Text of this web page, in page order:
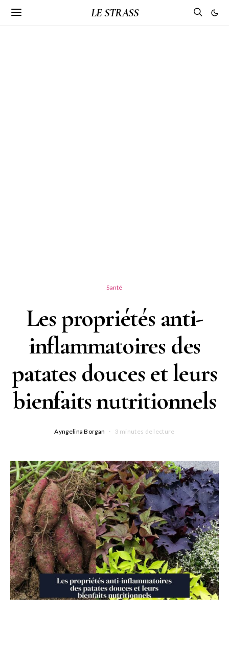
LE STRASS
Santé
Les propriétés anti-
inflammatoires des
patates douces et leurs
bienfaits nutritionnels
Ayngelina Borgan 3 minutes de lecture